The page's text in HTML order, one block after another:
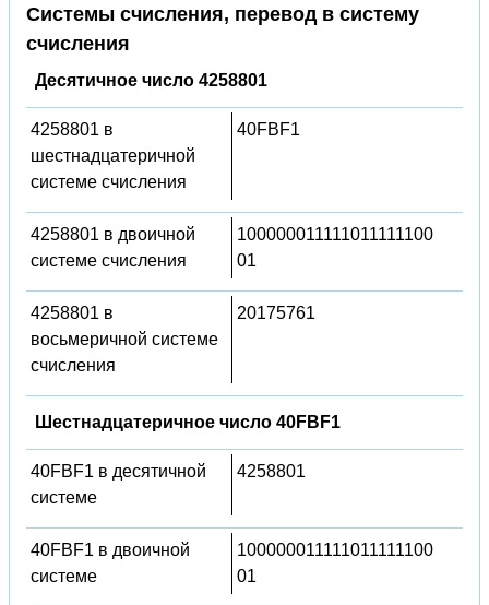
Системы счисления, перевод в систему
счисления
Десятичное число 4258801
4258801 в
шестнадцатеричной
системе счисления
40FBF1
4258801 в двоичной
системе счисления
100000011111011111100
01
4258801 в
восьмеричной системе
счисления
20175761
Шестнадцатеричное число 40FBF1
40FBF1 в десятичной
системе
4258801
40FBF1 в двоичной
системе
100000011111011111100
01